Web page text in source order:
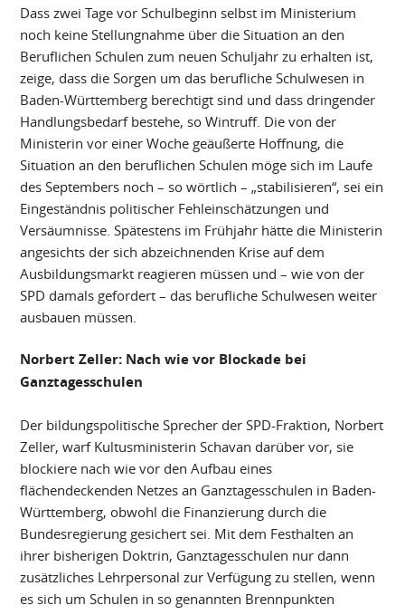
Dass zwei Tage vor Schulbeginn selbst im Ministerium
noch keine Stellungnahme über die Situation an den
Beruflichen Schulen zum neuen Schuljahr zu erhalten ist,
zeige, dass die Sorgen um das berufliche Schulwesen in
Baden-Württemberg berechtigt sind und dass dringender
Handlungsbedarf bestehe, so Wintruff. Die von der
Ministerin vor einer Woche geäußerte Hoffnung, die
Situation an den beruflichen Schulen möge sich im Laufe
des Septembers noch – so wörtlich – „stabilisieren“, sei ein
Eingeständnis politischer Fehleinschätzungen und
Versäumnisse. Spätestens im Frühjahr hätte die Ministerin
angesichts der sich abzeichnenden Krise auf dem
Ausbildungsmarkt reagieren müssen und – wie von der
SPD damals gefordert – das berufliche Schulwesen weiter
ausbauen müssen.
Norbert Zeller: Nach wie vor Blockade bei
Ganztagesschulen
Der bildungspolitische Sprecher der SPD-Fraktion, Norbert
Zeller, warf Kultusministerin Schavan darüber vor, sie
blockiere nach wie vor den Aufbau eines
flächendeckenden Netzes an Ganztagesschulen in Baden-
Württemberg, obwohl die Finanzierung durch die
Bundesregierung gesichert sei. Mit dem Festhalten an
ihrer bisherigen Doktrin, Ganztagesschulen nur dann
zusätzliches Lehrpersonal zur Verfügung zu stellen, wenn
es sich um Schulen in so genannten Brennpunkten